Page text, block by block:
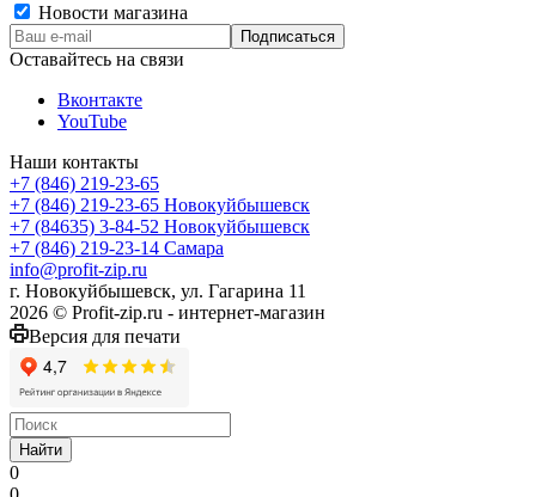
Новости магазина
Оставайтесь на связи
Вконтакте
YouTube
Наши контакты
+7 (846) 219-23-65
+7 (846) 219-23-65 Новокуйбышевск
+7 (84635) 3-84-52 Новокуйбышевск
+7 (846) 219-23-14 Самара
info@profit-zip.ru
г. Новокуйбышевск, ул. Гагарина 11
2026 © Profit-zip.ru - интернет-магазин
Версия для печати
Найти
0